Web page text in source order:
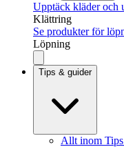
Upptäck kläder och
Klättring
Se produkter för
Löpning
Tips & guider
Allt inom